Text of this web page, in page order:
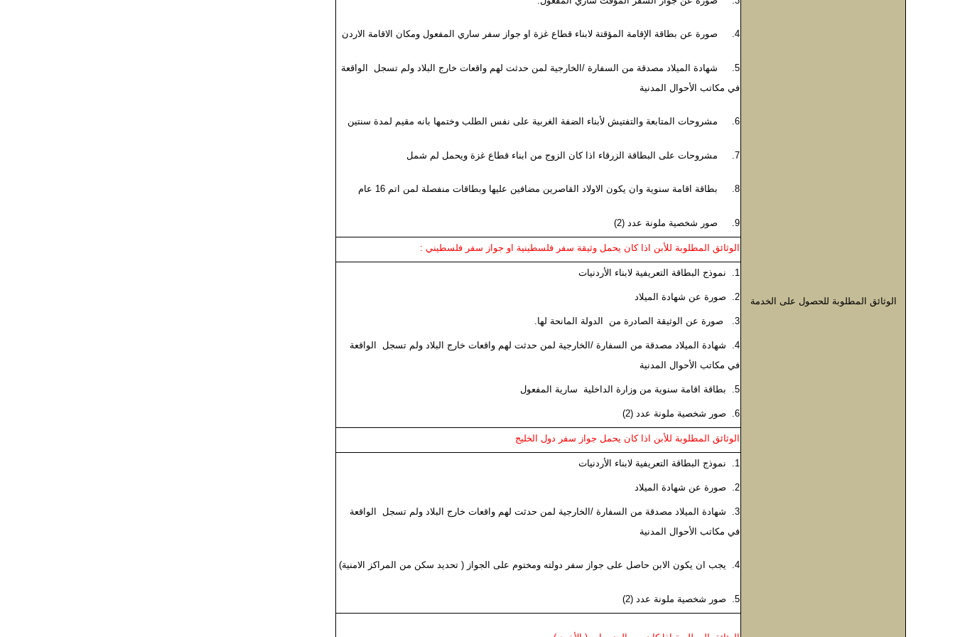
الوثائق المطلوبة للحصول على الخدمة
4. صورة عن بطاقة الإقامة المؤقتة لابناء قطاع غزة او جواز سفر ساري المفعول ومكان الاقامة الاردن
5. شهادة الميلاد مصدقة من السفارة /الخارجية لمن حدثت لهم واقعات خارج البلاد ولم تسجل الواقعة
في مكاتب الأحوال المدنية
6. مشروحات المتابعة والتفتيش لأبناء الضفة الغربية على نفس الطلب وختمها بانه مقيم لمدة سنتين
7. مشروحات على البطاقة الزرقاء اذا كان الزوج من ابناء قطاع غزة ويحمل لم شمل
8. بطاقة اقامة سنوية وان يكون الاولاد القاصرين مضافين عليها وبطاقات منفصلة لمن اتم 16 عام
9. صور شخصية ملونة عدد (2)
الوثائق المطلوبة للأبن اذا كان يحمل وثيقة سفر فلسطينية او جواز سفر فلسطيني :
1. نموذج البطاقة التعريفية لابناء الأردنيات
2. صورة عن شهادة الميلاد
3. صورة عن الوثيقة الصادرة من الدولة المانحة لها.
4. شهادة الميلاد مصدقة من السفارة /الخارجية لمن حدثت لهم واقعات خارج البلاد ولم تسجل الواقعة
في مكاتب الأحوال المدنية
5. بطاقة اقامة سنوية من وزارة الداخلية سارية المفعول
6. صور شخصية ملونة عدد (2)
الوثائق المطلوبة للأبن اذا كان يحمل جواز سفر دول الخليج
1. نموذج البطاقة التعريفية لابناء الأردنيات
2. صورة عن شهادة الميلاد
3. شهادة الميلاد مصدقة من السفارة /الخارجية لمن حدثت لهم واقعات خارج البلاد ولم تسجل الواقعة
في مكاتب الأحوال المدنية
4. يجب ان يكون الابن حاصل على جواز سفر دولته ومختوم على الجواز ( تحديد سكن من المراكز الامنية)
5. صور شخصية ملونة عدد (2)